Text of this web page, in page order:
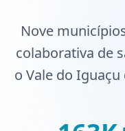
Nove
colaborativa de
o Vale do